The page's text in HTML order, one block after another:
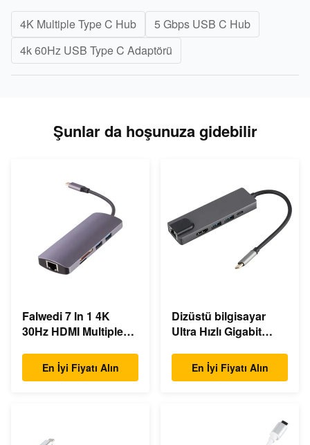
4K Multiple Type C Hub
5 Gbps USB C Hub
4k 60Hz USB Type C Adaptörü
Şunlar da hoşunuza gidebilir
Falwedi 7 In 1 4K
30Hz HDMI Multiple
En İyi Fiyatı Alın
Dizüstü bilgisayar
Ultra Hızlı Gigabit
Doklama İstasyonu
En İyi Fiyatı Alın